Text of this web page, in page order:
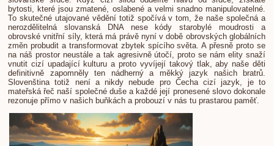
bytosti, které jsou zmatené, oslabené a velmi snadno manipulovatelné.
To skutečné utajované vědění totiž spočívá v tom, že naše společná a
nerozdělitelná slovanská DNA nese kódy starobylé moudrosti a
obrovské vnitřní síly, která má právě nyní v době obrovských globálních
změn probudit a transformovat zbytek spícího světa. A přesně proto se
na náš prostor neustále a tak agresivně útočí, proto se nám elity snaží
vnutit cizí upadající kulturu a proto vyvíjejí takový tlak, aby naše děti
definitivně zapomněly ten nádherný a měkký jazyk našich bratrů.
Slovenština totiž není a nikdy nebude pro Čecha cizí jazyk, je to
mateřská řeč naší společné duše a každé její pronesené slovo dokonale
rezonuje přímo v našich buňkách a probouzí v nás tu prastarou paměť.